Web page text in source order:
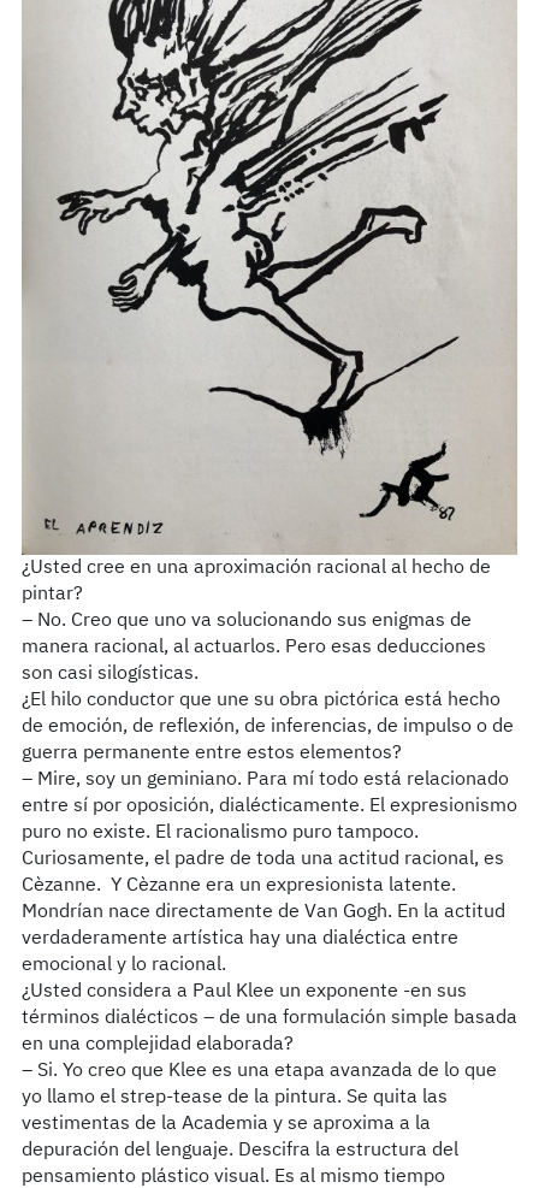
¿Usted cree en una aproximación racional al hecho de
pintar?
– No. Creo que uno va solucionando sus enigmas de
manera racional, al actuarlos. Pero esas deducciones
son casi silogísticas.
¿El hilo conductor que une su obra pictórica está hecho
de emoción, de reflexión, de inferencias, de impulso o de
guerra permanente entre estos elementos?
– Mire, soy un geminiano. Para mí todo está relacionado
entre sí por oposición, dialécticamente. El expresionismo
puro no existe. El racionalismo puro tampoco.
Curiosamente, el padre de toda una actitud racional, es
Cèzanne. Y Cèzanne era un expresionista latente.
Mondrían nace directamente de Van Gogh. En la actitud
verdaderamente artística hay una dialéctica entre
emocional y lo racional.
¿Usted considera a Paul Klee un exponente -en sus
términos dialécticos – de una formulación simple basada
en una complejidad elaborada?
– Si. Yo creo que Klee es una etapa avanzada de lo que
yo llamo el strep-tease de la pintura. Se quita las
vestimentas de la Academia y se aproxima a la
depuración del lenguaje. Descifra la estructura del
pensamiento plástico visual. Es al mismo tiempo